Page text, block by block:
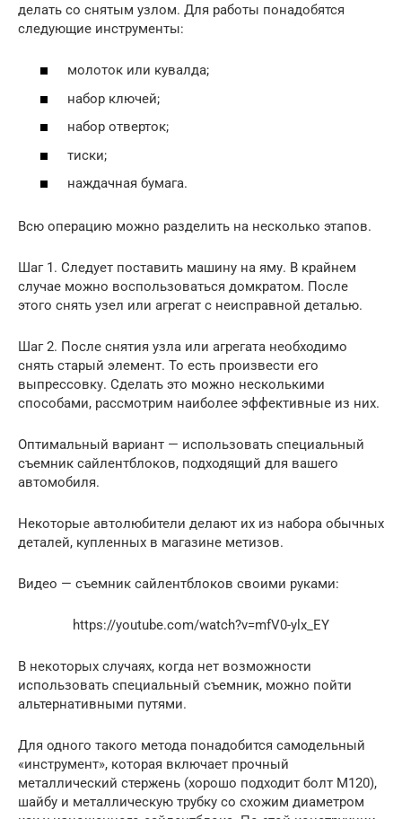
делать со снятым узлом. Для работы понадобятся
следующие инструменты:
молоток или кувалда;
набор ключей;
набор отверток;
тиски;
наждачная бумага.
Всю операцию можно разделить на несколько этапов.
Шаг 1. Следует поставить машину на яму. В крайнем
случае можно воспользоваться домкратом. После
этого снять узел или агрегат с неисправной деталью.
Шаг 2. После снятия узла или агрегата необходимо
снять старый элемент. То есть произвести его
выпрессовку. Сделать это можно несколькими
способами, рассмотрим наиболее эффективные из них.
Оптимальный вариант — использовать специальный
съемник сайлентблоков, подходящий для вашего
автомобиля.
Некоторые автолюбители делают их из набора обычных
деталей, купленных в магазине метизов.
Видео — съемник сайлентблоков своими руками:
https://youtube.com/watch?v=mfV0-ylx_EY
В некоторых случаях, когда нет возможности
использовать специальный съемник, можно пойти
альтернативными путями.
Для одного такого метода понадобится самодельный
«инструмент», которая включает прочный
металлический стержень (хорошо подходит болт М120),
шайбу и металлическую трубку со схожим диаметром